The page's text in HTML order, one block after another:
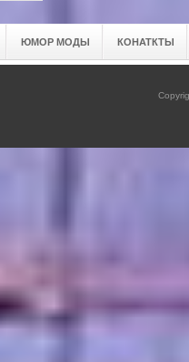
ЮМОР МОДЫ КОНАТКТЫ